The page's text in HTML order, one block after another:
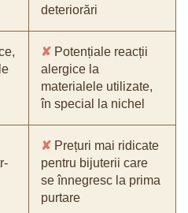
deteriorări
✘ Potențiale reacții
alergice la
materialele utilizate,
în special la nichel
✘ Prețuri mai ridicate
pentru bijuterii care
se înnegresc la prima
purtare